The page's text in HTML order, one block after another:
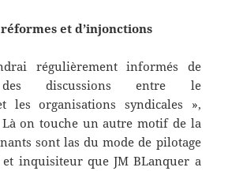
et d’injonctions
régulièrement informés de
des discussions entre le
les organisations syndicales »,
on touche un autre motif de la
sont las du mode de pilotage
inquisiteur que JM BLanquer a